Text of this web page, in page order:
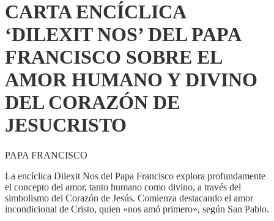
EL
HUMANO
DIVINO
CORAZÓN
JESUCRISTO
CARTA ENCÍCLICA
‘DILEXIT NOS’ DEL PAPA
FRANCISCO SOBRE EL
AMOR HUMANO Y DIVINO
DEL CORAZÓN DE
JESUCRISTO
PAPA FRANCISCO
La encíclica Dilexit Nos del Papa Francisco explora profundamente
el concepto del amor, tanto humano como divino, a través del
simbolismo del Corazón de Jesús. Comienza destacando el amor
incondicional de Cristo, quien «nos amó primero», según San Pablo.